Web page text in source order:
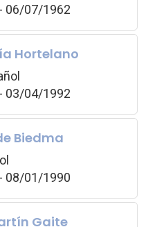
06/07/1962
Hortelano
03/04/1992
Biedma
08/01/1990
Gaite